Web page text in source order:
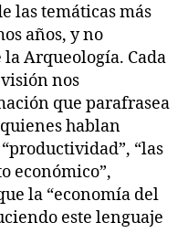
las temáticas más
años, y no
Arqueología. Cada
nos
que parafrasea
hablan
“las
económico”,
la “economía del
este lenguaje